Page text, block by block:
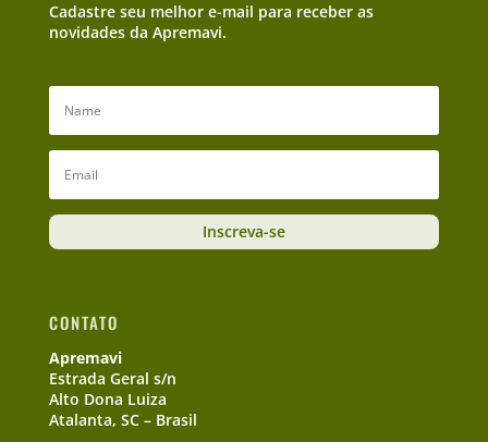
Cadastre seu melhor e-mail para receber as
novidades da Apremavi.
Inscreva-se
CONTATO
Apremavi
Estrada Geral s/n
Alto Dona Luiza
Atalanta, SC – Brasil